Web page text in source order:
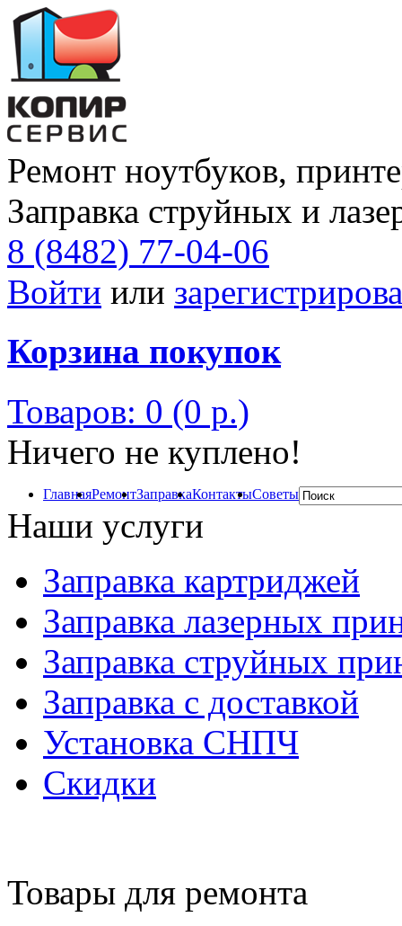
Ремонт ноутбуков,
Заправка струйных и
8 (8482) 77-04-06
Войти или
Корзина покупок
Товаров: 0 (0 р.)
Ничего не куплено!
ГлавнаяРемонтЗаправкаКонтактыСоветы
Наши услуги
Заправка картриджей
Заправка лазерных
Заправка струйных
Заправка с доставкой
Установка СНПЧ
Скидки
Товары для ремонта